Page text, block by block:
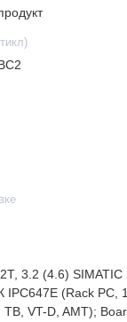
3.2 (4.6) SIMATIC
(Rack PC,
VT-D, AMT);